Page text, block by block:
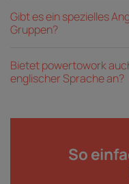
Gibt es ein spezielles
Gruppen?
Bietet powertowork
englischer Sprache an?
So